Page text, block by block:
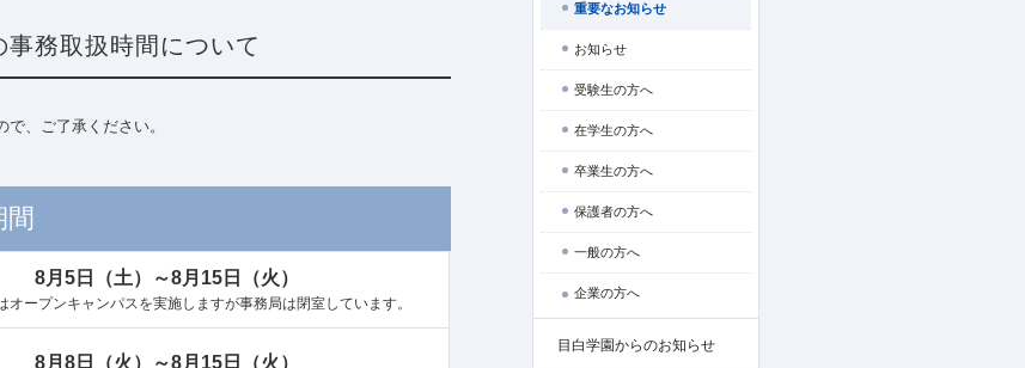
務取扱時間について
、ご了承ください。
8月5日（土）～8月15日（火）
ープンキャンパスを実施しますが事務局は閉室しています。
8月8日（火）～8月15日（火）
重要なお知らせ
お知らせ
受験生の方へ
在学生の方へ
卒業生の方へ
保護者の方へ
一般の方へ
企業の方へ
目白学園からのお知らせ